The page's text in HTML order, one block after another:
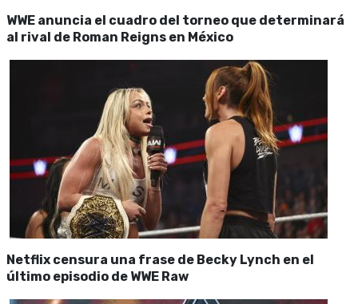
WWE anuncia el cuadro del torneo que determinará
al rival de Roman Reigns en México
Netflix censura una frase de Becky Lynch en el
último episodio de WWE Raw